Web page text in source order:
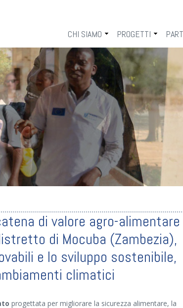
CHI SIAMO
IL COSV
L’ATTIVITÀ E LA TRASPARENZA
LA STRUTTURA
LE RETI
I DONOR
PROGETTI
AREE DI
SETTORI
5
di valore agro-alimentare
di Mocuba (Zambezia),
e lo sviluppo sostenibile,
climatici
progettata per migliorare la sicurezza alimentare, la